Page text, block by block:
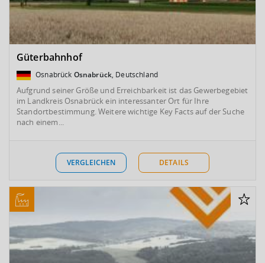
Güterbahnhof
Osnabrück Osnabrück, Deutschland
Aufgrund seiner Größe und Erreichbarkeit ist das Gewerbegebiet
im Landkreis Osnabrück ein interessanter Ort für Ihre
Standortbestimmung. Weitere wichtige Key Facts auf der Suche
nach einem...
VERGLEICHEN DETAILS